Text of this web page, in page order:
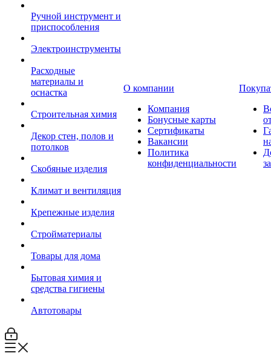
Ручной инструмент и
приспособления
Электроинструменты
Расходные
материалы и
оснастка
Строительная химия
Декор стен, полов и
потолков
Скобяные изделия
Климат и вентиляция
Крепежные изделия
Стройматериалы
Товары для дома
Бытовая химия и
средства гигиены
Автотовары
О компании
Компания
Бонусные карты
Сертификаты
Вакансии
Политика
конфиденциальности